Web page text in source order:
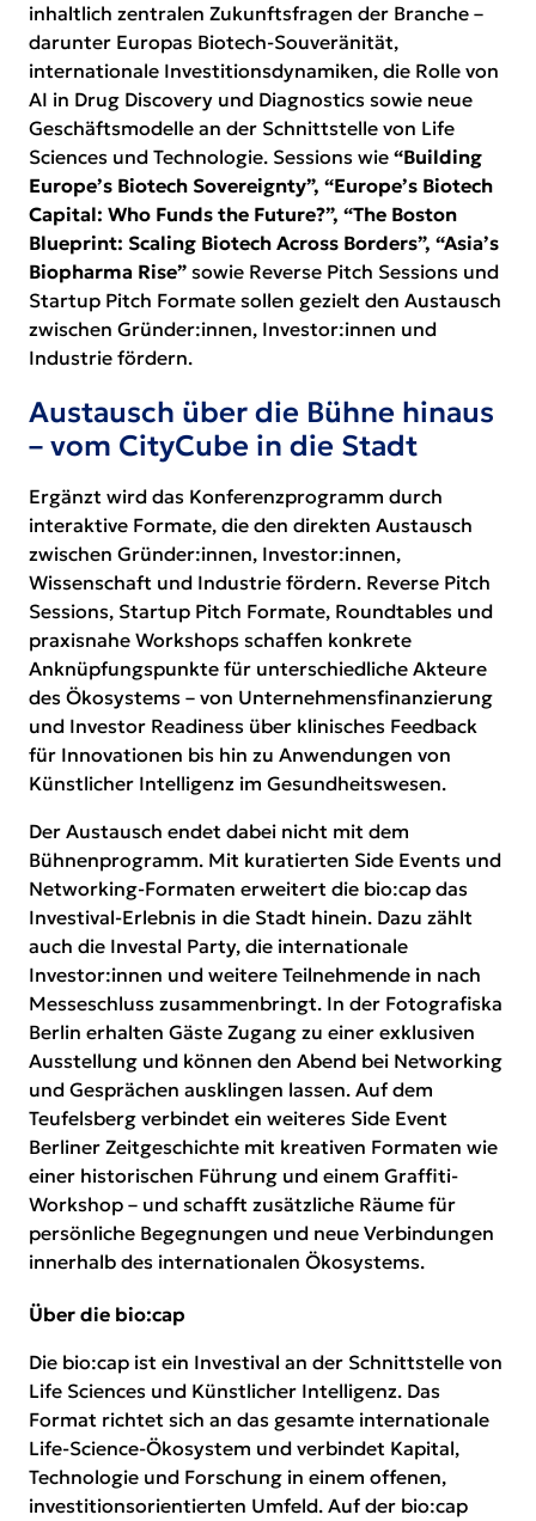
inhaltlich zentralen Zukunftsfragen der Branche –
darunter Europas Biotech-Souveränität,
internationale Investitionsdynamiken, die Rolle von
AI in Drug Discovery und Diagnostics sowie neue
Geschäftsmodelle an der Schnittstelle von Life
Sciences und Technologie. Sessions wie“Building
Europe’s Biotech Sovereignty”, “Europe’s Biotech
Capital: Who Funds the Future?”, “The Boston
Blueprint: Scaling Biotech Across Borders”, “Asia’s
Biopharma Rise” sowie Reverse Pitch Sessions und
Startup Pitch Formate sollen gezielt den Austausch
zwischen Gründer:innen, Investor:innen und
Industrie fördern.
Austausch über die Bühne hinaus
– vom CityCube in die Stadt
Ergänzt wird das Konferenzprogramm durch
interaktive Formate, die den direkten Austausch
zwischen Gründer:innen, Investor:innen,
Wissenschaft und Industrie fördern. Reverse Pitch
Sessions, Startup Pitch Formate, Roundtables und
praxisnaheWorkshops schaffen konkrete
Anknüpfungspunkte für unterschiedliche Akteure
des Ökosystems – von Unternehmensfinanzierung
und Investor Readiness über klinisches Feedback
für Innovationen bis hin zu Anwendungen von
Künstlicher Intelligenz im Gesundheitswesen.
Der Austausch endet dabei nicht mit dem
Bühnenprogramm. Mit kuratierten Side Events und
Networking-Formaten erweitert die bio:cap das
Investival-Erlebnis in die Stadt hinein. Dazu zählt
auch die Investal Party, die internationale
Investor:innen und weitere Teilnehmende in nach
Messeschluss zusammenbringt. In der Fotografiska
Berlin erhalten Gäste Zugang zu einer exklusiven
Ausstellung und können den Abend bei Networking
und Gesprächen ausklingen lassen. Auf dem
Teufelsberg verbindet ein weiteres Side Event
Berliner Zeitgeschichte mit kreativen Formaten wie
einer historischen Führung und einem Graffiti-
Workshop – und schafft zusätzliche Räume für
persönliche Begegnungen und neue Verbindungen
innerhalb des internationalen Ökosystems.
Über die bio:cap
Die bio:cap ist ein Investival an der Schnittstelle von
Life Sciences und Künstlicher Intelligenz. Das
Format richtet sich an das gesamte internationale
Life-Science-Ökosystem und verbindet Kapital,
Technologie und Forschung in einem offenen,
investitionsorientierten Umfeld. Auf der bio:cap